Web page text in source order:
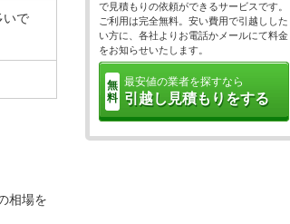
いで
相場を
で見積もりの依頼ができるサービスです。
ご利用は完全無料。安い費用で引越しした
い方に、各社よりお電話かメールにて料金
をお知らせいたします。
無
料
最安値の業者を探すなら
引越し見積もりをする